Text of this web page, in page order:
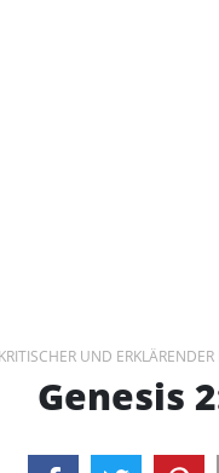
KRITISCHER UND
Genesis